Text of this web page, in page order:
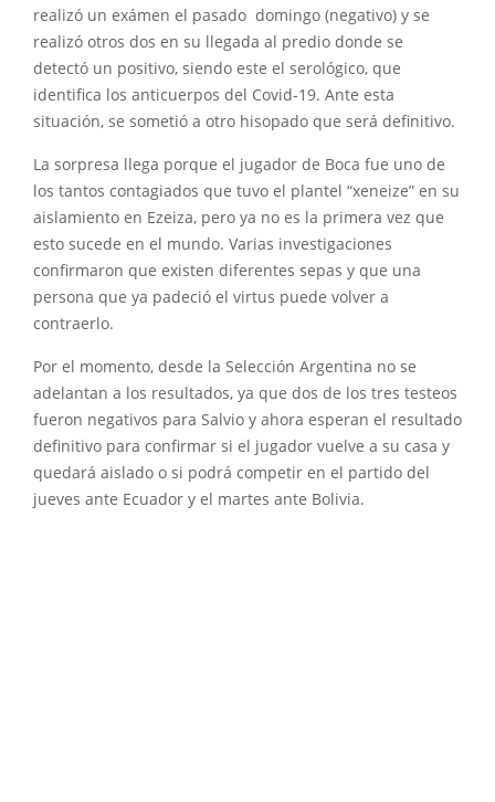
realizó un exámen el pasado domingo (negativo) y se
realizó otros dos en su llegada al predio donde se
detectó un positivo, siendo este el serológico, que
identifica los anticuerpos del Covid-19. Ante esta
situación, se sometió a otro hisopado que será definitivo.
La sorpresa llega porque el jugador de Boca fue uno de
los tantos contagiados que tuvo el plantel “xeneize” en su
aislamiento en Ezeiza, pero ya no es la primera vez que
esto sucede en el mundo. Varias investigaciones
confirmaron que existen diferentes sepas y que una
persona que ya padeció el virtus puede volver a
contraerlo.
Por el momento, desde la Selección Argentina no se
adelantan a los resultados, ya que dos de los tres testeos
fueron negativos para Salvio y ahora esperan el resultado
definitivo para confirmar si el jugador vuelve a su casa y
quedará aislado o si podrá competir en el partido del
jueves ante Ecuador y el martes ante Bolivia.